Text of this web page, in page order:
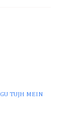
TUJH MEIN